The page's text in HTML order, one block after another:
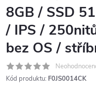
8GB / SSD
/ IPS /
bez OS /
Kód produktu: F0JS0014CK